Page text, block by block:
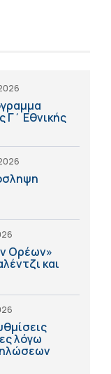
Γ΄ Εθνικής
Ορέων»
και
λόγω